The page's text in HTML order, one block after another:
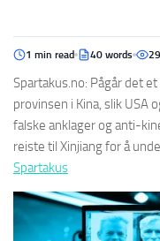
1 min read 40 words
Spartakus.no: Pågår det
provinsen i Kina, slik USA
falske anklager og anti-
reiste til Xinjiang for å
Spartakus